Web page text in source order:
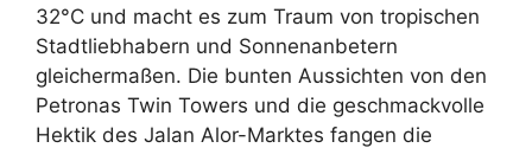
32°C und macht es zum Traum von tropischen
Stadtliebhabern und Sonnenanbetern
gleichermaßen. Die bunten Aussichten von den
Petronas Twin Towers und die geschmackvolle
Hektik des Jalan Alor-Marktes fangen die